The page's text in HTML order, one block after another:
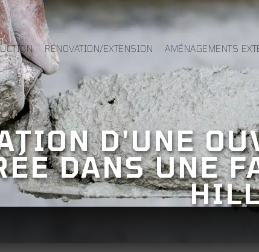
RÉNOVATION/EXTENSION AMÉNAGEMENTS
D'UNE
DANS UNE